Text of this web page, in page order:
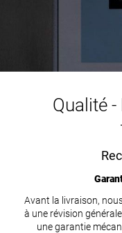
Qualité
Avant la livraison,
à une révision
une garantie